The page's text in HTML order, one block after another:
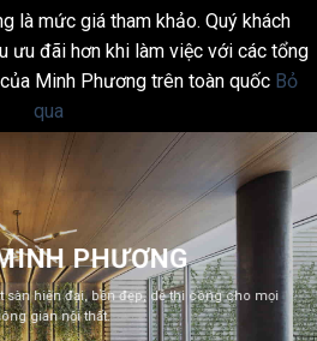
là mức giá tham khảo. Quý khách
ưu đãi hơn khi làm việc với các tổng
Minh Phương trên toàn quốc Bỏ
qua
PHƯƠNG
sàn hiện đại, bền đẹp, dễ thi công cho mọi
gian nội thất.